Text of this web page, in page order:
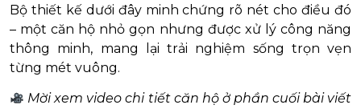
Bộ thiết kế dưới đây minh chứng rõ nét cho điều đó
– một căn hộ nhỏ gọn nhưng được xử lý công năng
thông minh, mang lại trải nghiệm sống trọn vẹn
từng mét vuông.
Mời xem video chi tiết căn hộ ở phần cuối bài viết